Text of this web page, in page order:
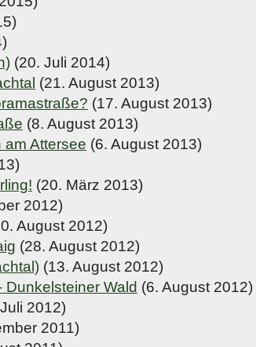
(20. Juli 2014)
(21. August 2013)
(17. August 2013)
(8. August 2013)
am Attersee (6. August 2013)
(20. März 2013)
2012)
August 2012)
(28. August 2012)
(13. August 2012)
Wald (6. August 2012)
2012)
2011)